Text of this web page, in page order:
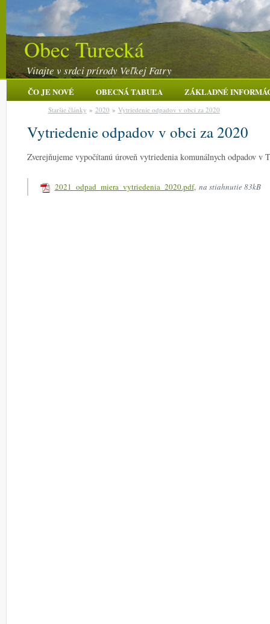
Obec Turecká
Vitajte v srdci prírody Veľkej Fatry
ČO JE NOVÉ OBECNÁ TABUĽA ZÁKLADNÉ
Vytriedenie odpadov v obci za 2020
Staršie články » 2020 » Vytriedenie odpadov v obci za 2020
Zverejňujeme vypočítanú úroveň vytriedenia komunálnych odpadov v
2021_odpad_miera_vytriedenia_2020.pdf, na stiahnutie 83kB